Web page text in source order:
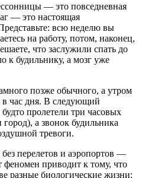
— это повседневная
— это настоящая
всю неделю вы
на работу, потом, наконец,
что заслужили спать до
к будильнику, а мозг уже
позже обычного, а утром
в час дня. В следующий
пролетели три часовых
а звонок будильника
тревоги.
перелетов и аэропортов —
приводит к тому, что
разные биологические жизни: